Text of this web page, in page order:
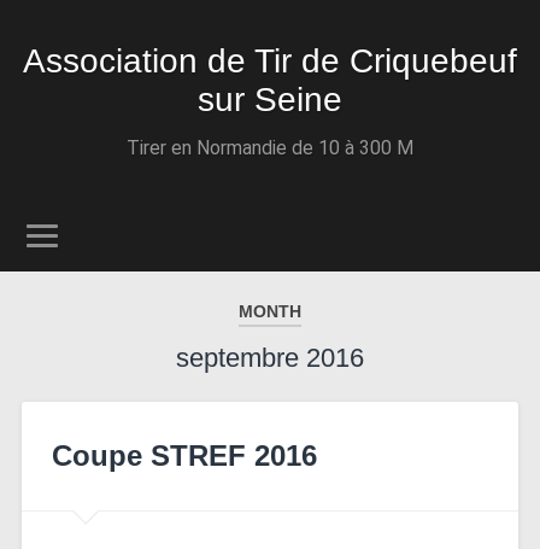
Association de Tir de Criquebeuf
sur Seine
Tirer en Normandie de 10 à 300 M
MONTH
septembre 2016
Coupe STREF 2016